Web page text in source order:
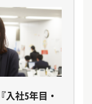
入社5年目・